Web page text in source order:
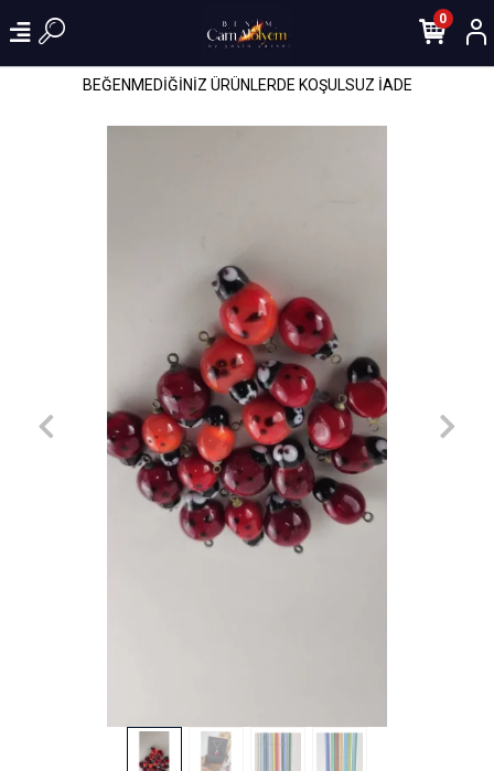
BEĞENMEDİĞİNİZ ÜRÜNLERDE KOŞULSUZ İADE
0